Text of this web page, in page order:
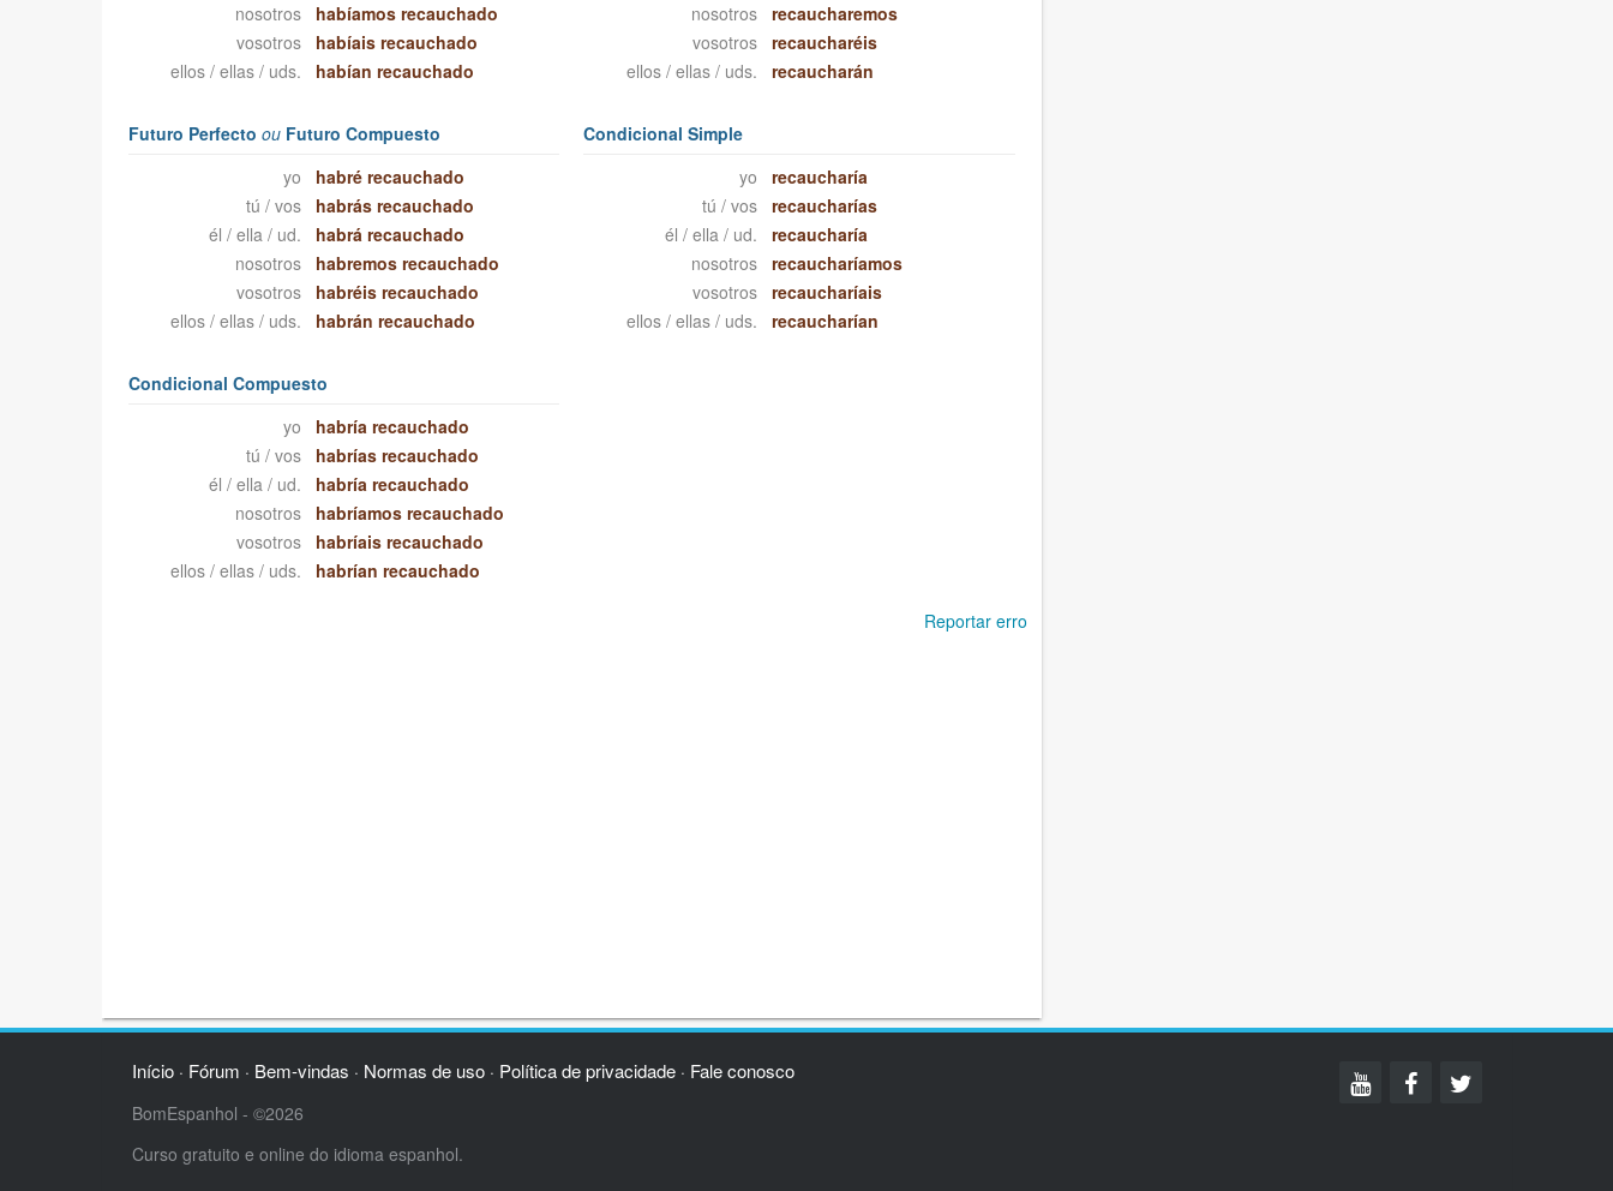
nosotros
habíamos recauchado
vosotros
habíais recauchado
ellos / ellas / uds.
habían recauchado
nosotros
recaucharemos
vosotros
recaucharéis
ellos / ellas / uds.
recaucharán
Futuro Perfecto ouFuturo Compuesto
yo
habré recauchado
tú / vos
habrás recauchado
él / ella / ud.
habrá recauchado
nosotros
habremos recauchado
vosotros
habréis recauchado
ellos / ellas / uds.
habrán recauchado
Condicional Simple
yo
recaucharía
tú / vos
recaucharías
él / ella / ud.
recaucharía
nosotros
recaucharíamos
vosotros
recaucharíais
ellos / ellas / uds.
recaucharían
Condicional Compuesto
yo
habría recauchado
tú / vos
habrías recauchado
él / ella / ud.
habría recauchado
nosotros
habríamos recauchado
vosotros
habríais recauchado
ellos / ellas / uds.
habrían recauchado
Reportar erro
Início· Fórum · Bem-vindas · Normas de uso· Política de privacidade· Fale conosco
BomEspanhol - ©2026
Curso gratuito e online do idioma espanhol.